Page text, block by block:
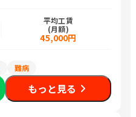
平均工賃
(月額)
45,000円
難病
もっと見る